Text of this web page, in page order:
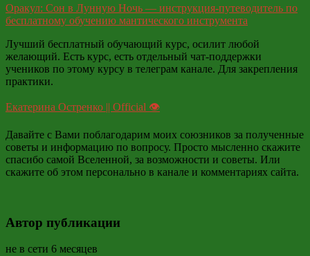
Оракул: Сон в Лунную Ночь — инструкция-путеводитель по
бесплатному обучению мантического инструмента
Лучший бесплатный обучающий курс, осилит любой
желающий. Есть курс, есть отдельный чат-поддержки
учеников по этому курсу в телеграм канале. Для закрепления
практики.
Екатерина Остренко || Official 👁
Давайте с Вами поблагодарим моих союзников за полученные
советы и информацию по вопросу. Просто мысленно скажите
спасибо самой Вселенной, за возможности и советы. Или
скажите об этом персонально в канале и комментариях сайта.
Автор публикации
не в сети 6 месяцев